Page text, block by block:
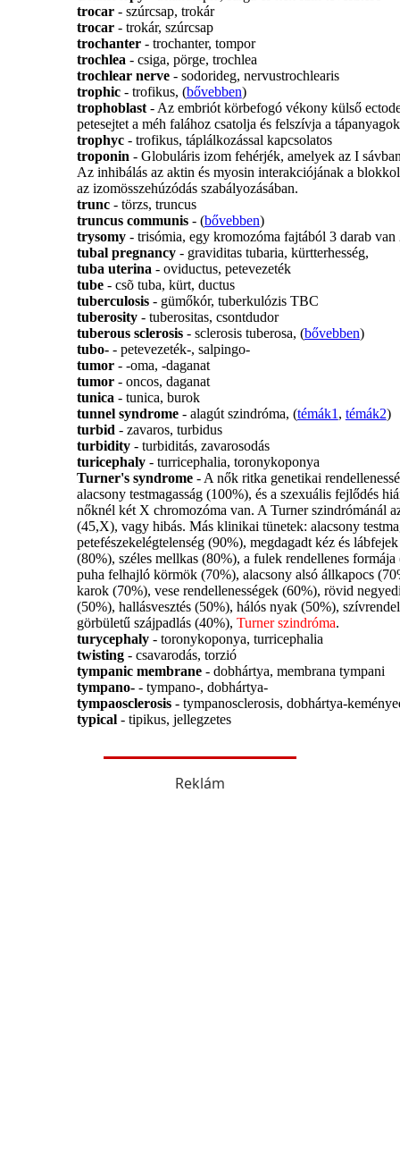
trocar- szúrcsap, trokár
trocar- trokár, szúrcsap
trochanter- trochanter, tompor
trochlea - csiga, pörge, trochlea
trochlear nerve- sodorideg, nervustrochlearis
trophic- trofikus, (bővebben)
trophoblast- Az embriót körbefogó vékony külső
petesejtet a méh falához csatolja és felszívja a
trophyc- trofikus, táplálkozással kapcsolatos
troponin - Globuláris izom fehérjék, amelyek az I
Az inhibálás az aktin és myosin interakciójának a
az izomösszehúzódás szabályozásában.
trunc- törzs, truncus
truncus communis- (bővebben)
trysomy- trisómia, egy kromozóma fajtából 3 darab van
tubal pregnancy- graviditas tubaria, kürtterhesség,
tuba uterina - oviductus, petevezeték
tube- csõ tuba, kürt, ductus
tuberculosis- gümőkór, tuberkulózis TBC
tuberosity- tuberositas, csontdudor
tuberous sclerosis - sclerosis tuberosa, (bővebben)
tubo-- petevezeték-, salpingo-
tumor- -oma, -daganat
tumor- oncos, daganat
tunica - tunica, burok
tunnel syndrome- alagút szindróma, (témák1 , témák2)
turbid - zavaros, turbidus
turbidity- turbiditás, zavarosodás
turicephaly- turricephalia, toronykoponya
Turner's syndrome- A nők ritka genetikai
alacsony testmagasság (100%), és a szexuális fejlődés
nőknél két X chromozóma van. A Turner szindrómánál
(45,X), vagy hibás. Más klinikai tünetek: alacsony
petefészekelégtelenség (90%), megdagadt kéz és
(80%), széles mellkas (80%), a fulek rendellenes
puha felhajló körmök (70%), alacsony alsó állkapocs
karok (70%), vese rendellenességek (60%), rövid
(50%), hallásvesztés (50%), hálós nyak (50%),
görbületű szájpadlás (40%), Turner szindróma.
turycephaly- toronykoponya, turricephalia
twisting- csavarodás, torzió
tympanic membrane- dobhártya, membrana tympani
tympano-- tympano-, dobhártya-
tympaosclerosis- tympanosclerosis, dobhártya-
typical- tipikus, jellegzetes
Reklám